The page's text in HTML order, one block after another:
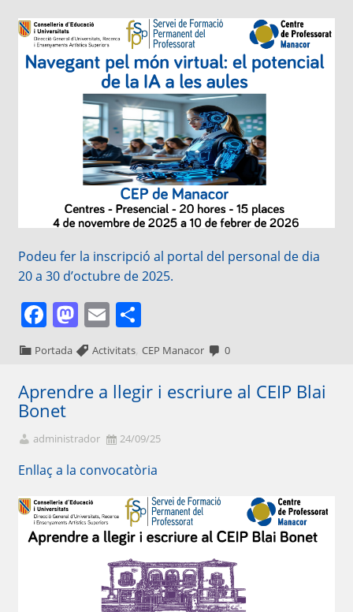
Podeu fer la inscripció al portal del personal de dia
20 a 30 d’octubre de 2025.
Facebook
Mastodon
Email
Portada Activitats ,CEP Manacor 0
Aprendre a llegir i escriure al CEIP Blai
Bonet
administrador 24/09/25
Enllaç a la convocatòria